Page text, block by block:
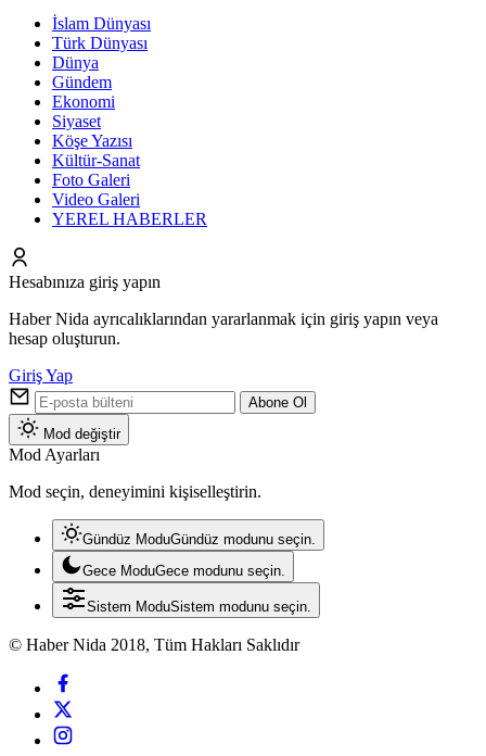
İslam Dünyası
Türk Dünyası
Dünya
Gündem
Ekonomi
Siyaset
Köşe Yazısı
Kültür-Sanat
Foto Galeri
Video Galeri
YEREL HABERLER
Hesabınıza giriş yapın
Haber Nida ayrıcalıklarından yararlanmak için giriş yapın veya
hesap oluşturun.
Giriş Yap
Abone Ol
Mod değiştir
Mod Ayarları
Mod seçin, deneyimini kişiselleştirin.
Gündüz ModuGündüz modunu seçin.
Gece ModuGece modunu seçin.
Sistem ModuSistem modunu seçin.
© Haber Nida 2018, Tüm Hakları Saklıdır